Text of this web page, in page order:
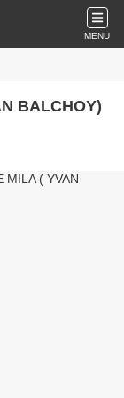
MENU
BALCHOY)